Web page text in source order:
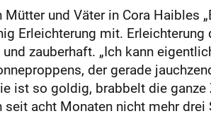
Mütter und Väter in Cora
Erleichterung mit.
zauberhaft. „Ich kann
der gerade
ist so goldig, brabbelt die
acht Monaten nicht mehr drei